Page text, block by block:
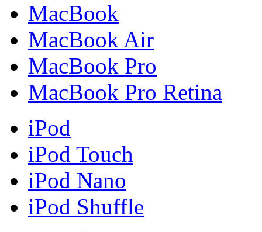
MacBook
MacBook Air
MacBook Pro
MacBook Pro Retina
iPod
iPod Touch
iPod Nano
iPod Shuffle